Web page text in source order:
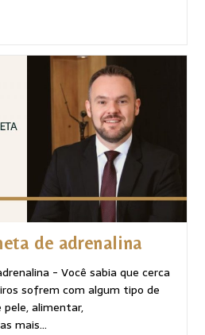
de adrenalina
- Você sabia que cerca
sofrem com algum tipo de
pele, alimentar,
mais…